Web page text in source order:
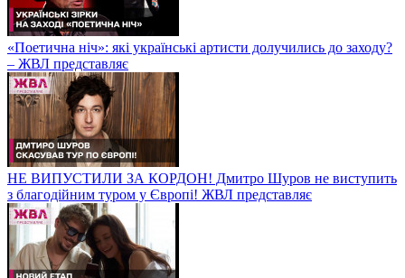
«Поетична ніч»: які українські артисти долучились до заходу?
– ЖВЛ представляє
НЕ ВИПУСТИЛИ ЗА КОРДОН! Дмитро Шуров не виступить
з благодійним туром у Європі! ЖВЛ представляє